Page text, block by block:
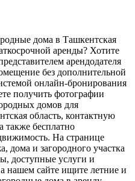
дома в Ташкентская
аренды? Хотите
арендодателя
без дополнительной
онлайн-бронирования
получить фотографии
домов для
область, контактную
бесплатно
На странице
дома и загородного участка
доступные услуги и
нашем сайте ищите летние и